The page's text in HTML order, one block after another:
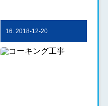
16. 2018-12-20